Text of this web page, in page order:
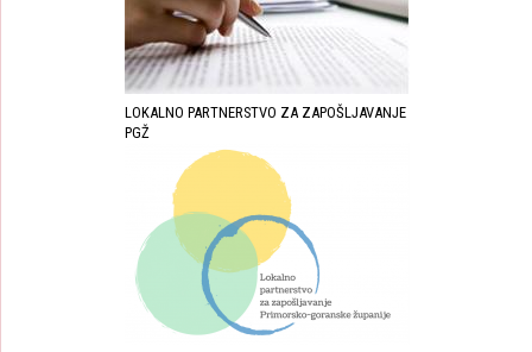
LOKALNO PARTNERSTVO ZA ZAPOŠLJAVANJE
PGŽ